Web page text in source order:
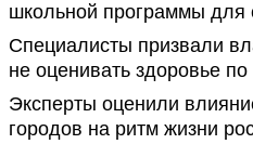
школьной программы для
Специалисты призвали
не оценивать здоровье по
Эксперты оценили
городов на ритм жизни